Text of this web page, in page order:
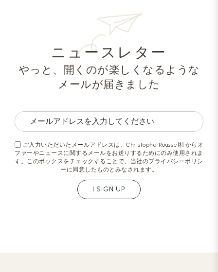
ニュースレター
やっと、開くのが楽しくなるような
メールが届きました
ご入力いただいたメールアドレスは、Christophe Roussel社からオ
ファーやニュースに関するメールをお送りするためにのみ使用されま
す。このボックスをチェックすることで、当社のプライバシーポリシ
ーに同意したものとみなされます。
I SIGN UP